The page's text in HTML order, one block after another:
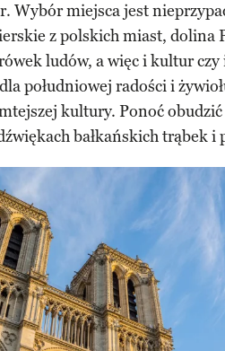
Wybór miejsca jest
z polskich miast, dolina
ludów, a więc i kultur
południowej radości i
kultury. Ponoć obudzić
bałkańskich trąbek i